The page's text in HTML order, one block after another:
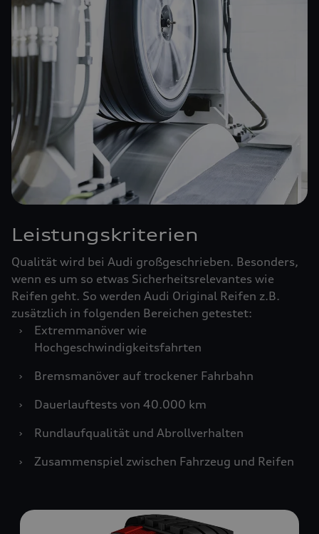
Leistungskriterien
Qualität wird bei Audi großgeschrieben. Besonders,
wenn es um so etwas Sicherheitsrelevantes wie
Reifen geht. So werden Audi Original Reifen z.B.
zusätzlich in folgenden Bereichen getestet:
›
Extremmanöver wie
Hochgeschwindigkeitsfahrten
›
Bremsmanöver auf trockener Fahrbahn
›
Dauerlauftests von 40.000 km
›
Rundlaufqualität und Abrollverhalten
›
Zusammenspiel zwischen Fahrzeug und Reifen